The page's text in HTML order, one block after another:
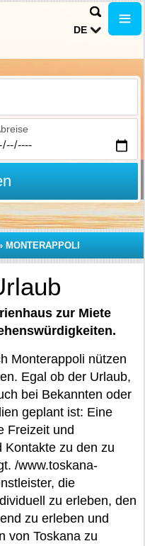
DE
MONTERAPPOLI
zur Miete
Monterappoli nützen
Egal ob der Urlaub,
bei Bekannten oder
geplant ist: Eine
Freizeit und
Kontakte zu den zu
/www.toskana-
die
zu erleben, den
zu erleben und
von Toskana zu